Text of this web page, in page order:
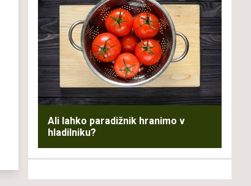
Ali lahko paradižnik hranimo v
hladilniku?